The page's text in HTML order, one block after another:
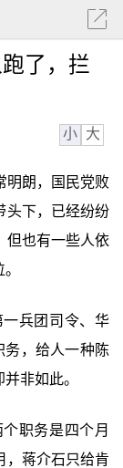
了，拦
小 大
明朗，国民党败
头下，已经纷纷
但也有一些人依
兵团司令、华
务，给人一种陈
非如此。
职务是四个月
，蒋介石只给肯